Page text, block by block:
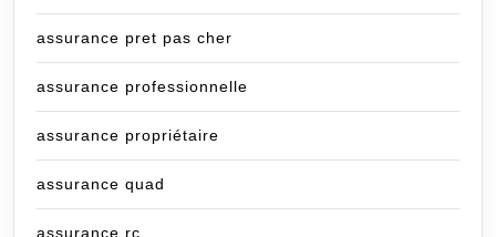
assurance pret pas cher
assurance professionnelle
assurance propriétaire
assurance quad
assurance rc